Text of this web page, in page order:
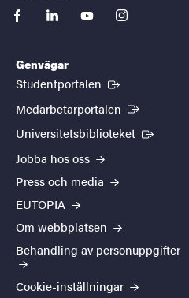
facebooklinkedinyoutubeinstagram
Genvägar
Studentportalen (Extern länk)
Medarbetarportalen (Extern länk)
Universitetsbiblioteket (Extern
Jobba hos oss
Press och media
EUTOPIA
Om webbplatsen
Behandling av personuppgifter
Cookie-inställningar